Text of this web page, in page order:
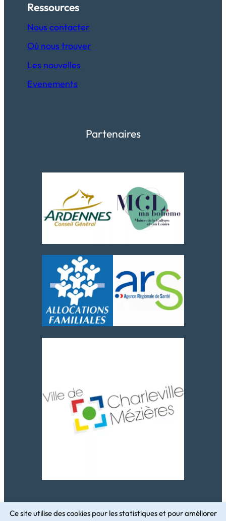
Ce site utilise des cookies pour les statistiques et pour améliorer
Ressources
Nous contacter
Où nous trouver
Les nouvelles
Evenements
Partenaires